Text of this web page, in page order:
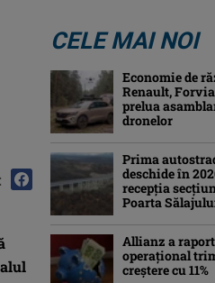
CELE MAI NOI
Economie de
Renault,
prelua
dronelor
Prima
deschide în
recepția
Poarta
Allianz a
operaţional
creștere cu 11%